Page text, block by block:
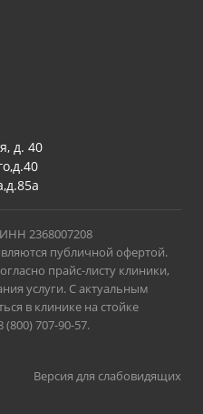
д. 40
2368007208
публичной офертой.
прайс-листу клиники,
услуги. С актуальным
в клинике на стойке
707-90-57.
Версия для слабовидящих